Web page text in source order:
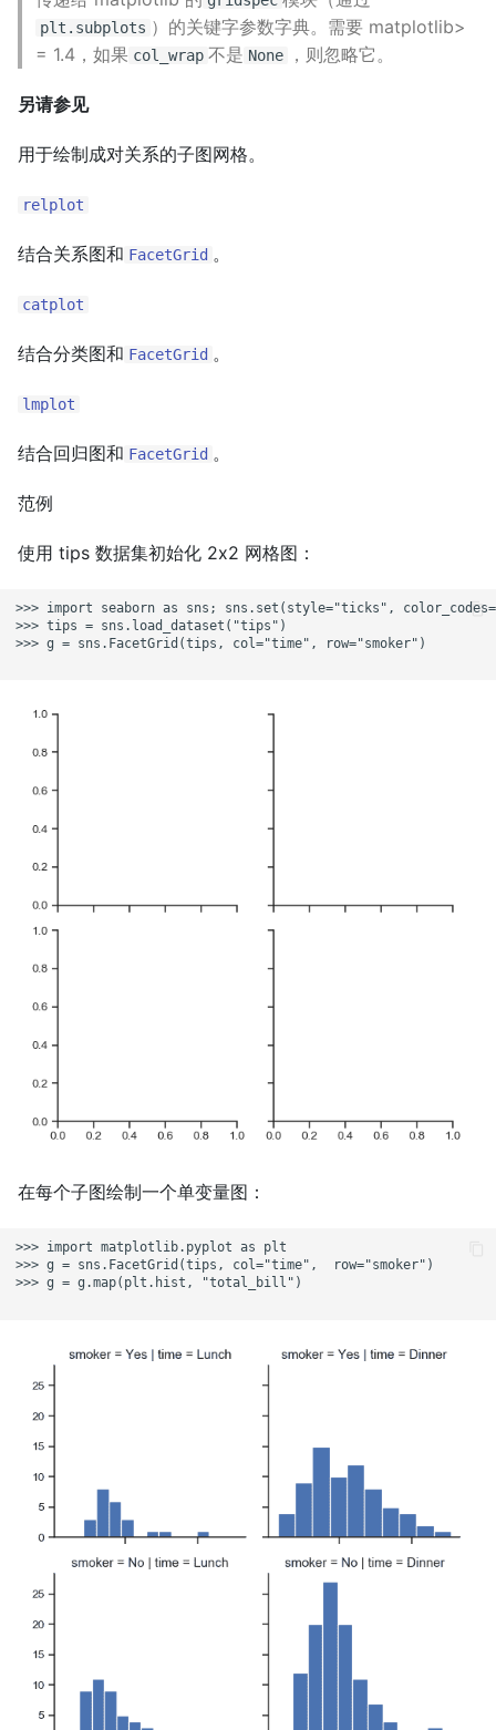
plt.subplots ）的关键字参数字典。需要 matplotlib>
= 1.4，如果 col_wrap 不是 None ，则忽略它。
另请参见
用于绘制成对关系的子图网格。
relplot
结合关系图和 FacetGrid 。
catplot
结合分类图和 FacetGrid 。
lmplot
结合回归图和 FacetGrid 。
范例
使用 tips 数据集初始化 2x2 网格图：
>>> import seaborn as sns; sns.set(style="ticks",
>>> tips = sns.load_dataset("tips")
>>> g = sns.FacetGrid(tips, col="time", row="smoker")
在每个子图绘制一个单变量图：
>>> import matplotlib.pyplot as plt
>>> g = sns.FacetGrid(tips, col="time",  row="smoker")
>>> g = g.map(plt.hist, "total_bill")